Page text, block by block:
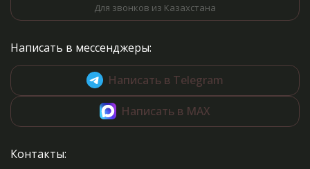
Для звонков из Казахстана
Написать в мессенджеры:
Написать в Telegram
Написать в MAX
Контакты: